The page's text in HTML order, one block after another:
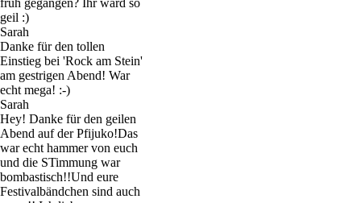
geil :)
Sarah
Danke für den tollen
Einstieg bei 'Rock am Stein'
am gestrigen Abend! War
echt mega! :-)
Sarah
Hey! Danke für den geilen
Abend auf der Pfijuko!Das
war echt hammer von euch
und die STimmung war
bombastisch!!Und eure
Festivalbändchen sind auch